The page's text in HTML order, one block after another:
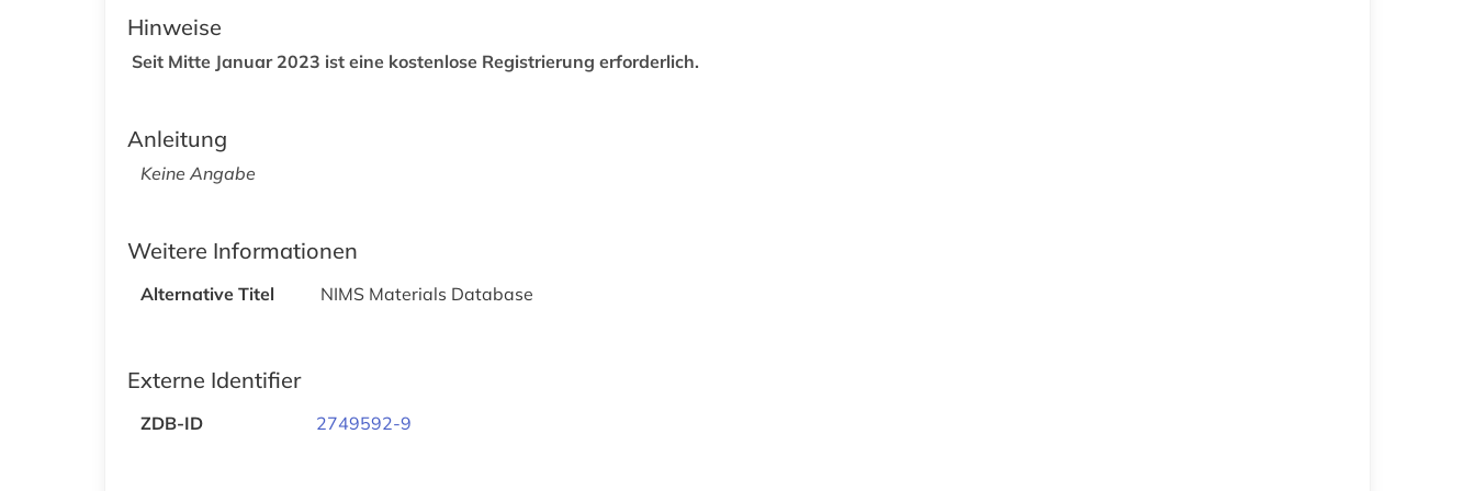
Hinweise
Seit Mitte Januar 2023 ist eine kostenlose Registrierung erforderlich.
Anleitung
Keine Angabe
Weitere Informationen
Alternative Titel NIMS Materials Database
Externe Identifier
ZDB-ID 2749592-9